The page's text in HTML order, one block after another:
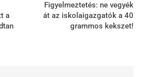
a
Figyelmeztetés: ne vegyék
át az iskolaigazgatók a 40
grammos kekszet!